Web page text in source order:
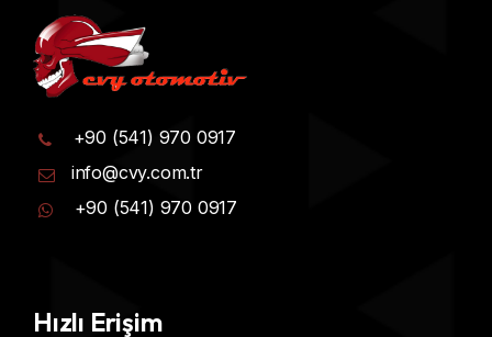
+90 (541) 970 0917
info@cvy.com.tr
+90 (541) 970 0917
Hızlı Erişim